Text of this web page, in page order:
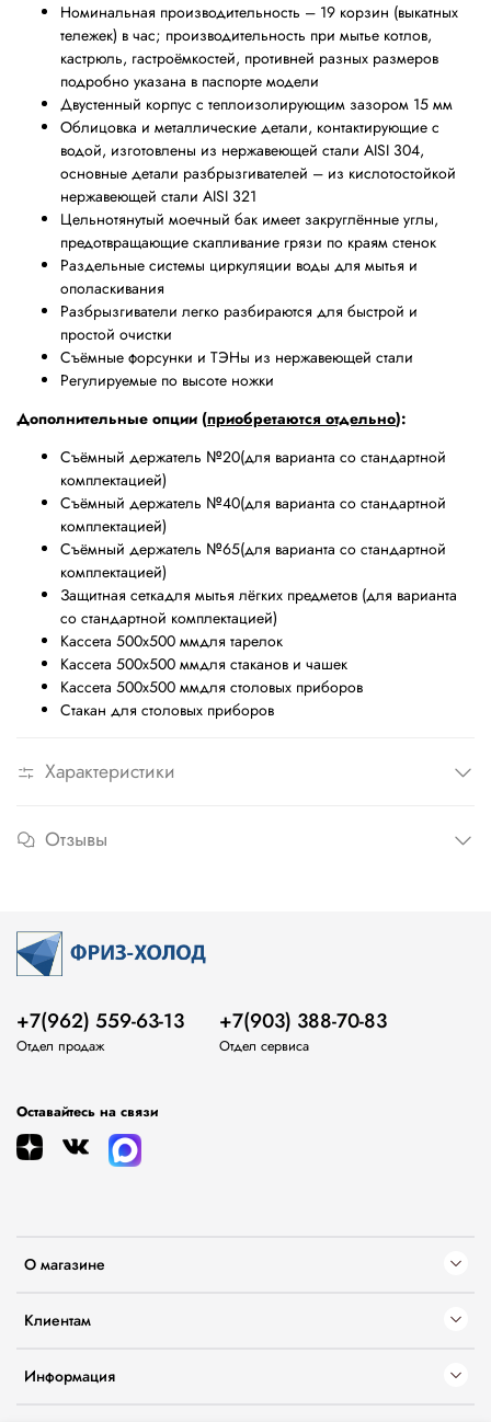
Номинальная производительность – 19 корзин (выкатных
тележек) в час; производительность при мытье котлов,
кастрюль, гастроёмкостей, противней разных размеров
подробно указана в паспорте модели
Двустенный корпус с теплоизолирующим зазором 15 мм
Облицовка и металлические детали, контактирующие с
водой, изготовлены из нержавеющей стали AISI 304,
основные детали разбрызгивателей – из кислотостойкой
нержавеющей стали AISI 321
Цельнотянутый моечный бак имеет закруглённые углы,
предотвращающие скапливание грязи по краям стенок
Раздельные системы циркуляции воды для мытья и
ополаскивания
Разбрызгиватели легко разбираются для быстрой и
простой очистки
Съёмные форсунки и ТЭНы из нержавеющей стали
Регулируемые по высоте ножки
Дополнительные опции (приобретаются отдельно):
Съёмный держатель №20(для варианта со стандартной
комплектацией)
Съёмный держатель №40(для варианта со стандартной
комплектацией)
Съёмный держатель №65(для варианта со стандартной
комплектацией)
Защитная сеткадля мытья лёгких предметов (для варианта
со стандартной комплектацией)
Кассета 500х500 ммдля тарелок
Кассета 500х500 ммдля стаканов и чашек
Кассета 500х500 ммдля столовых приборов
Стакан для столовых приборов
Характеристики
Отзывы
О магазине
Клиентам
Информация
+7(962) 559-63-13
Отдел продаж
+7(903) 388-70-83
Отдел сервиса
Оставайтесь на связи